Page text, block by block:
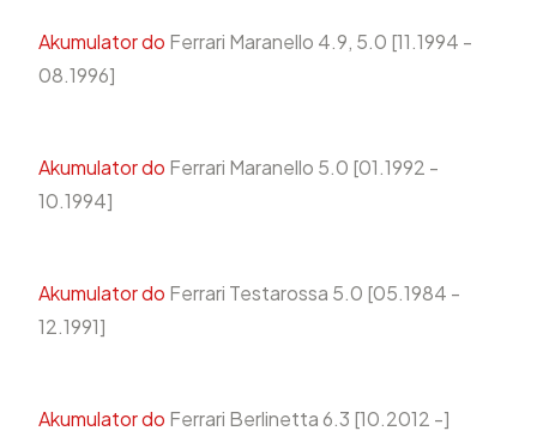
Akumulator do Ferrari Maranello 4.9, 5.0 [11.1994 -
08.1996]
Akumulator do Ferrari Maranello 5.0 [01.1992 -
10.1994]
Akumulator do Ferrari Testarossa 5.0 [05.1984 -
12.1991]
Akumulator do Ferrari Berlinetta 6.3 [10.2012 -]